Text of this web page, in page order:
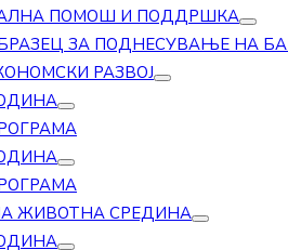
ПОМОШ И ПОДДРШКА
ЗА ПОДНЕСУВАЊЕ НА
РАЗВОЈ
ЖИВОТНА СРЕДИНА